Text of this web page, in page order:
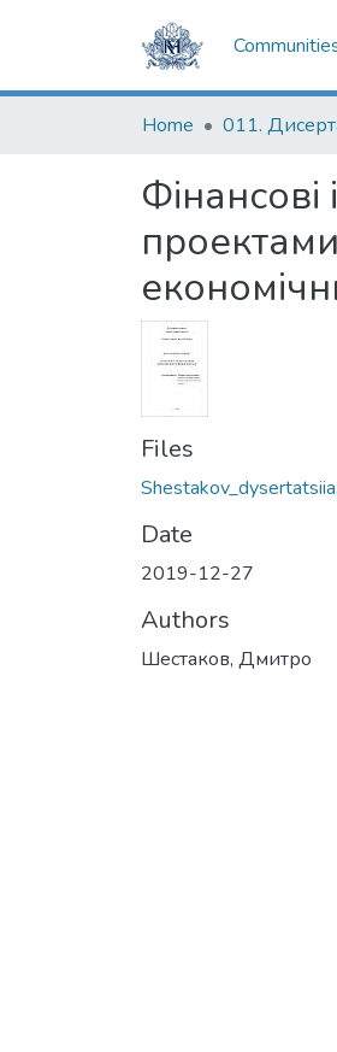
Home 011.
Files
Date
2019-12-27
Authors
Шестаков, Дмитро